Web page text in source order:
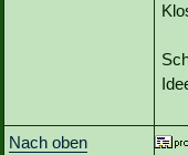
Nach oben